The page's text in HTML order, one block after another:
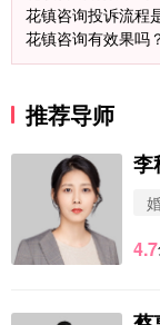
花镇咨询投诉流程
花镇咨询有效果吗
推荐导师
李
4.7